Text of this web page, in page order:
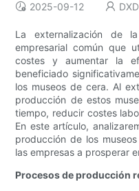
2025-09-12
La externalización de
empresarial común que
costes y aumentar la
beneficiado
los museos de cera. Al
producción de estos
tiempo, reducir costes
En este artículo,
producción de los
las empresas a prosperar
Procesos de producción